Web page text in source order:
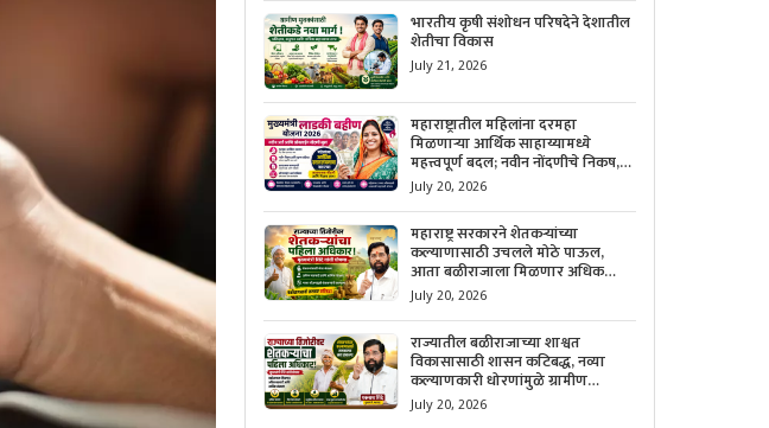
भारतीय कृषी संशोधन परिषदेने देशातील
शेतीचा विकास
July 21, 2026
महाराष्ट्रातील महिलांना दरमहा
मिळणाऱ्या आर्थिक साहाय्यामध्ये
महत्त्वपूर्ण बदल; नवीन नोंदणीचे निकष,
आवश्यक कागदपत्रे आणि ऑनलाईन
अर्ज करण्याची सोपी प्रक्रिया जाणून घ्या.
July 20, 2026
महाराष्ट्र सरकारने शेतकऱ्यांच्या
कल्याणासाठी उचलले मोठे पाऊल,
आता बळीराजाला मिळणार अधिक
बळकटी आणि आर्थिक संरक्षण; जाणून
घ्या सरकारचा नवा संकल्प.
July 20, 2026
राज्यातील बळीराजाच्या शाश्वत
विकासासाठी शासन कटिबद्ध, नव्या
कल्याणकारी धोरणांमुळे ग्रामीण
अर्थव्यवस्थेला मिळणार मोठी गती.
July 20, 2026